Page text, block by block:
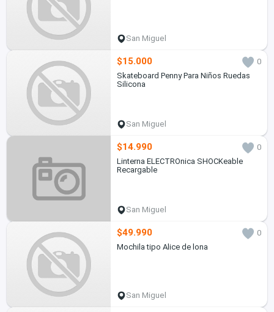
San Miguel
$15.000
0
Skateboard Penny Para Niños Ruedas
Silicona
San Miguel
$14.990
0
Linterna ELECTROnica SHOCKeable
Recargable
San Miguel
$49.990
0
Mochila tipo Alice de lona
San Miguel